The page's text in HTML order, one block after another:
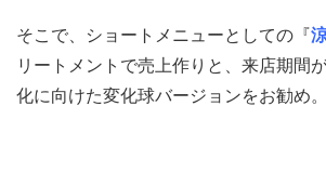
そこで、ショートメニューとしての『
リートメントで売上作りと、来店期間
化に向けた変化球バージョンをお勧め。